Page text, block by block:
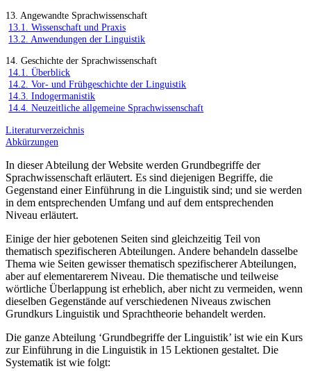
13. Angewandte Sprachwissenschaft
13.1. Wissenschaft und Praxis
13.2. Anwendungen der Linguistik
14. Geschichte der Sprachwissenschaft
14.1. Überblick
14.2. Vor- und Frühgeschichte der Linguistik
14.3. Indogermanistik
14.4. Neuzeitliche allgemeine Sprachwissenschaft
Literaturverzeichnis
Abkürzungen
In dieser Abteilung der Website werden Grundbegriffe der
Sprachwissenschaft erläutert. Es sind diejenigen Begriffe, die
Gegenstand einer Einführung in die Linguistik sind; und sie werden
in dem entsprechenden Umfang und auf dem entsprechenden
Niveau erläutert.
Einige der hier gebotenen Seiten sind gleichzeitig Teil von
thematisch spezifischeren Abteilungen. Andere behandeln dasselbe
Thema wie Seiten gewisser thematisch spezifischerer Abteilungen,
aber auf elementarerem Niveau. Die thematische und teilweise
wörtliche Überlappung ist erheblich, aber nicht zu vermeiden, wenn
dieselben Gegenstände auf verschiedenen Niveaus zwischen
Grundkurs Linguistik und Sprachtheorie behandelt werden.
Die ganze Abteilung ‘Grundbegriffe der Linguistik’ ist wie ein Kurs
zur Einführung in die Linguistik in 15 Lektionen gestaltet. Die
Systematik ist wie folgt: